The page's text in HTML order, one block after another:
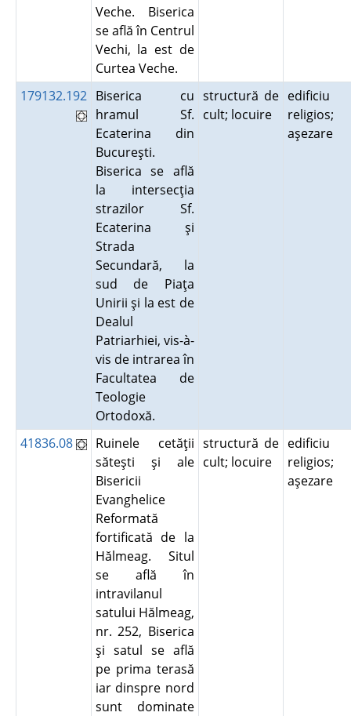
Veche. Biserica
se află în Centrul
Vechi, la est de
Curtea Veche.
179132.192 Biserica cu
hramul Sf.
Ecaterina din
Bucureşti.
Biserica se află
la intersecţia
strazilor Sf.
Ecaterina şi
Strada
Secundară, la
sud de Piaţa
Unirii şi la est de
Dealul
Patriarhiei, vis-à-
vis de intrarea în
Facultatea de
Teologie
Ortodoxă.
structură de
cult; locuire
edificiu
religios;
aşezare
41836.08
Ruinele cetăţii
săteşti şi ale
Bisericii
Evanghelice
Reformată
fortificată de la
Hălmeag. Situl
se află în
intravilanul
satului Hălmeag,
nr. 252, Biserica
şi satul se află
pe prima terasă
iar dinspre nord
sunt dominate
structură de
cult; locuire
edificiu
religios;
aşezare